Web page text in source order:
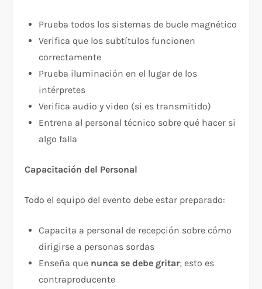
Prueba todos los sistemas de bucle magnético
Verifica que los subtítulos funcionen
correctamente
Prueba iluminación en el lugar de los
intérpretes
Verifica audio y video (si es transmitido)
Entrena al personal técnico sobre qué hacer si
algo falla
Capacitación del Personal
Todo el equipo del evento debe estar preparado:​
Capacita a personal de recepción sobre cómo
dirigirse a personas sordas
Enseña que nunca se debe gritar; esto es
contraproducente​